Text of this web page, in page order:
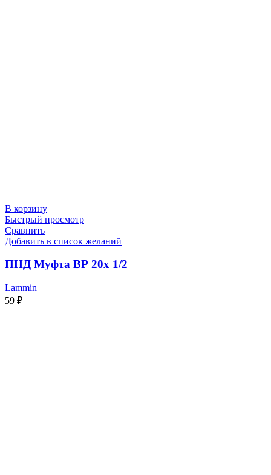
В корзину
Быстрый просмотр
Сравнить
Добавить в список желаний
ПНД Муфта ВР 20х 1/2
Lammin
59 ₽